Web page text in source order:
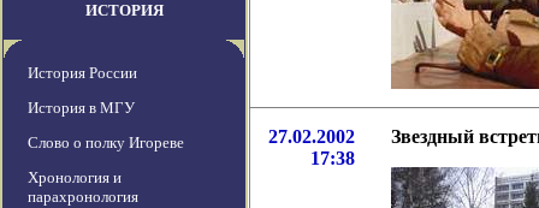
ИСТОРИЯ
История России
История в МГУ
Слово о полку Игореве
Хронология и
парахронология
27.02.2002
17:38
Звездный